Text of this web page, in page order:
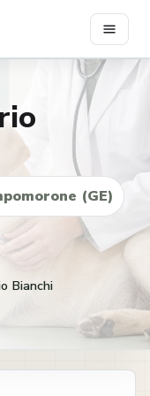
(GE)
Bianchi